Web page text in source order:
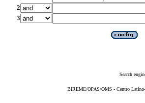
2
3
Search
BIREME/OPAS/OMS - Centro Latino-